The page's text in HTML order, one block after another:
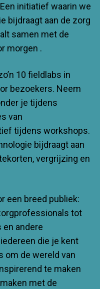
initiatief waarin we
bijdraagt aan de zorg
samen met de
morgen .
10 fieldlabs in
bezoekers. Neem
je tijdens
van
tijdens workshops.
bijdraagt aan
vergrijzing en
een breed publiek:
tot
andere
die je kent
om de wereld van
te maken
met de